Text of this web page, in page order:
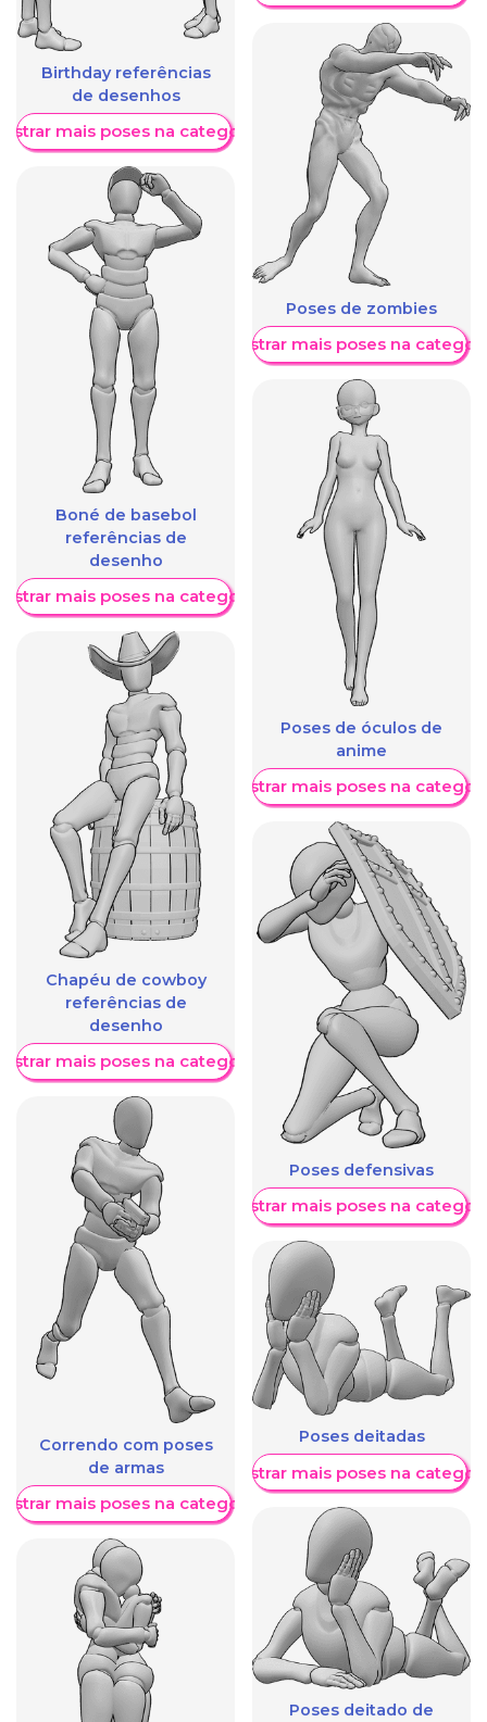
Birthday referências
de desenhos
mais poses na categoria
Boné de basebol
referências de
desenho
mais poses na categoria
Chapéu de cowboy
referências de
desenho
mais poses na categoria
Correndo com poses
de armas
mais poses na categoria
Poses de zombies
Mostrar mais poses na
Poses de óculos de
anime
Mostrar mais poses na
Poses defensivas
Mostrar mais poses na
Poses deitadas
Mostrar mais poses na
Poses deitado de